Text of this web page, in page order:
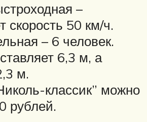
–
скорость 50 км/ч.
– 6 человек.
6,3 м, а
м.
классик” можно
рублей.